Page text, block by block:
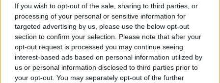
If you wish to opt-out of the sale, sharing to third parties, or
processing of your personal or sensitive information for
targeted advertising by us, please use the below opt-out
section to confirm your selection. Please note that after your
opt-out request is processed you may continue seeing
interest-based ads based on personal information utilized by
us or personal information disclosed to third parties prior to
your opt-out. You may separately opt-out of the further